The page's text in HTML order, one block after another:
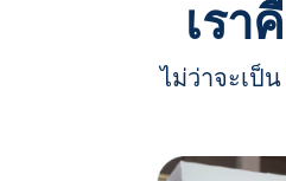
เรา
ไม่ว่าจะเป็